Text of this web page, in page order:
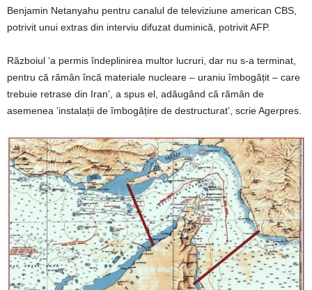
Benjamin Netanyahu pentru canalul de televiziune american CBS,
potrivit unui extras din interviu difuzat duminică, potrivit AFP.
Războiul ‘a permis îndeplinirea multor lucruri, dar nu s-a terminat,
pentru că rămân încă materiale nucleare – uraniu îmbogățit – care
trebuie retrase din Iran’, a spus el, adăugând că rămân de
asemenea ‘instalații de îmbogățire de destructurat’, scrie Agerpres.